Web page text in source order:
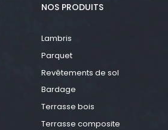
NOS PRODUITS
Lambris
Parquet
Revêtements de sol
Bardage
Terrasse bois
Terrasse composite